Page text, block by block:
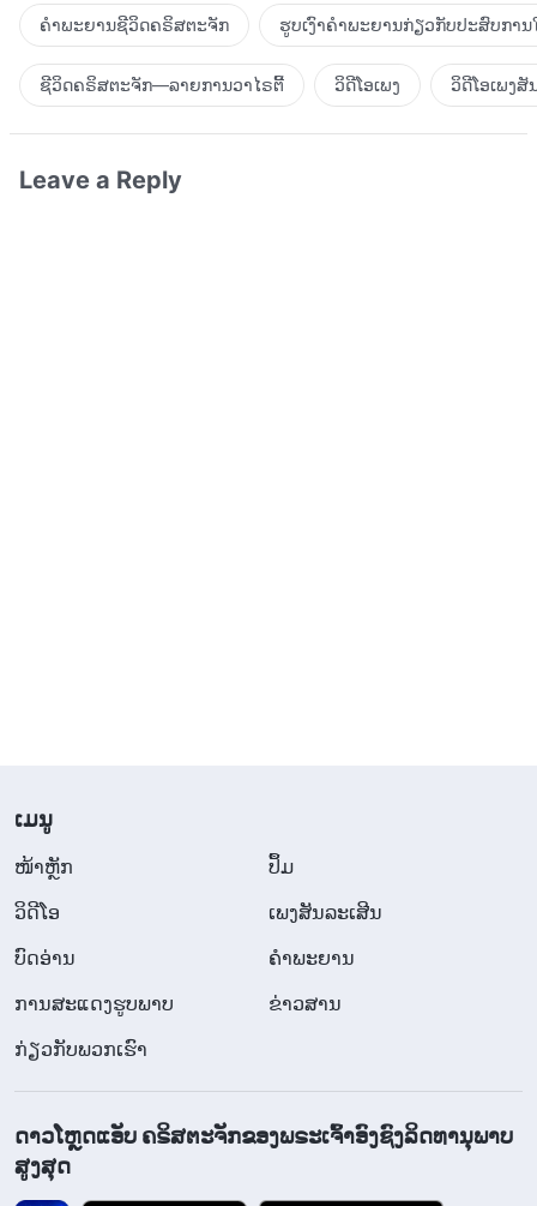
ຄຳພະຍານຊີວິດຄຣິສຕະຈັກ ຮູບເງົາຄຳພະຍານກ່ຽວກັບປະສົບກາ
ຊີວິດຄຣິສຕະຈັກ—ລາຍການວາໄຣຕີ້ ວິດີໂອເພງ ວິດີໂອເພງສັ
Leave a Reply
​ເມ​ນູ
​ໜ້າຫຼັກ
ປຶ້ມ
ວິ​ດີ​ໂອ
ເພງສັນລະເສີນ
ບົດອ່ານ
ຄຳພະຍານ
ການສະແດງຮູບພາບ
ຂ່າວສານ
ກ່ຽວກັບພວກເຮົາ
ດາວໂຫຼດແອັບ ຄຣິສຕະຈັກຂອງພຣະເຈົ້າອົງຊົງລິດທານຸພາບ
ສູງສຸດ